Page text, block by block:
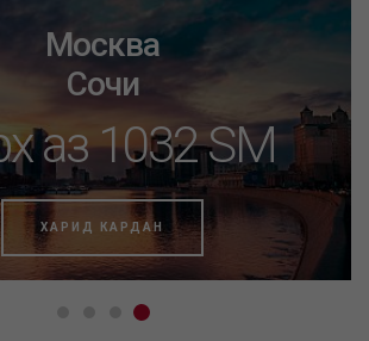
Москва
Сочи
аз 1032 SM
ХАРИД КАРДАН